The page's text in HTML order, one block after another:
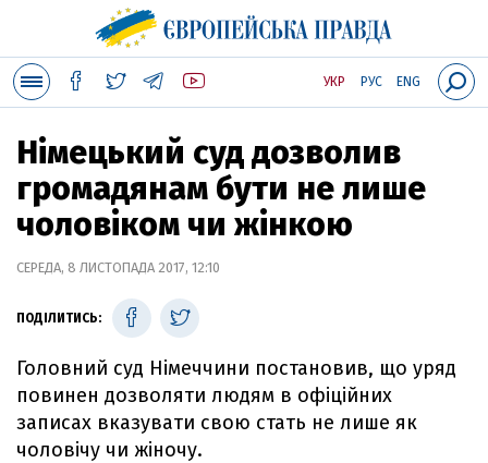
УКР РУС ENG
Німецький суд дозволив
громадянам бути не лише
чоловіком чи жінкою
СЕРЕДА, 8 ЛИСТОПАДА 2017, 12:10
ПОДІЛИТИСЬ:
Головний суд Німеччини постановив, що уряд
повинен дозволяти людям в офіційних
записах вказувати свою стать не лише як
чоловічу чи жіночу.